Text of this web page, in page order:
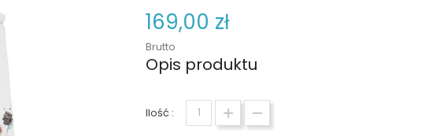
169,00 zł
Brutto
Opis produktu
Ilość :